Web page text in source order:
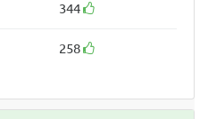
344
258